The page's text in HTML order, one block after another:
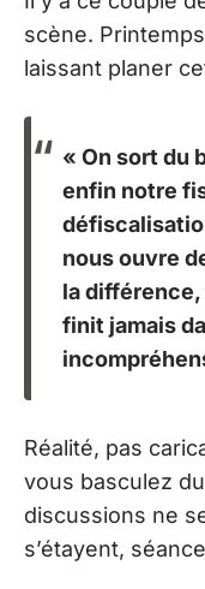
scène.
laissant planer
« On sort du
enfin notre
nous ouvre
la différence,
finit jamais
Réalité, pas
vous basculez
discussions ne
s’étayent,